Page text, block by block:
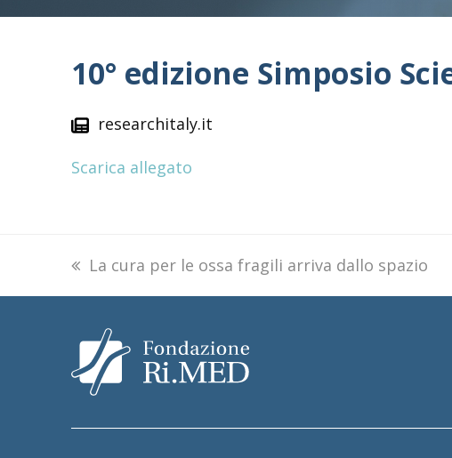
10° edizione Simposio
researchitaly.it
Scarica allegato
previous
post:
La cura per le ossa fragili arriva dallo spazio